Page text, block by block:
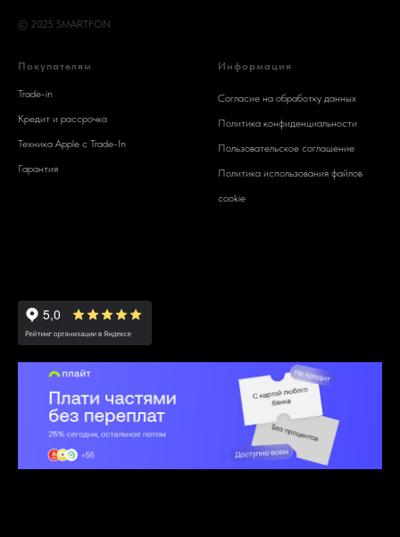
© 2025 SMARTFON
Покупателям
Trade-in
Кредит и рассрочка
Техника Apple c Trade-In
Гарантия
Информация
Согласие на обработку данных
Политика конфиденциальности
Пользовательское соглашение
Политика использования файлов
cookie